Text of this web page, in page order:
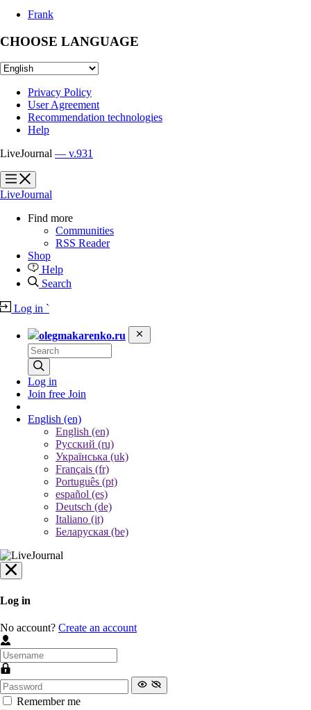
Frank
CHOOSE LANGUAGE
Privacy Policy
User Agreement
Recommendation technologies
Help
LiveJournal — v.931
?
?
LiveJournal
Find more
Communities
RSS Reader
Shop
Help
Search
Log in `
olegmakarenko.ru
Log in
Join free Join
English (en)
English (en)
Русский (ru)
Українська (uk)
Français (fr)
Português (pt)
español (es)
Deutsch (de)
Italiano (it)
Беларуская (be)
Log in
No account? Create an account
Remember me